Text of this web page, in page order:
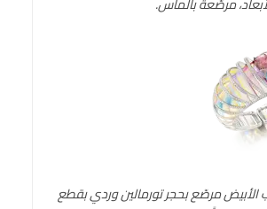
مرصّع بحجر تورمالين وردي بقطع